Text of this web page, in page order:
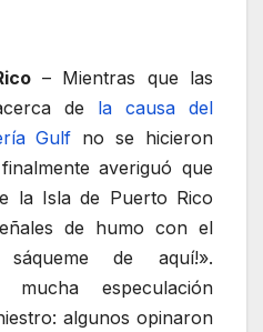
– Mientras que las
de la causa del
Gulf no se hicieron
averiguó que
la Isla de Puerto Rico
de humo con el
sáqueme de aquí!».
mucha especulación
algunos opinaron